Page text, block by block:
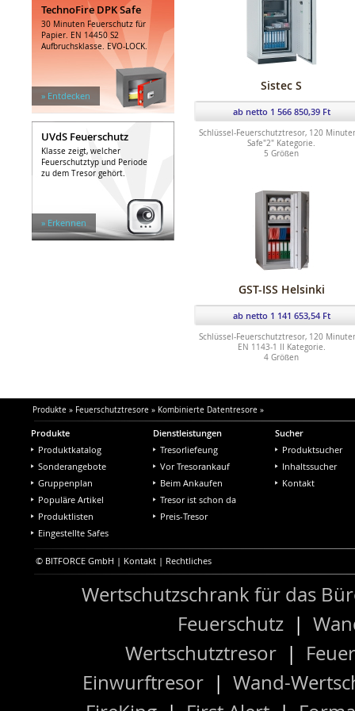
TechnoFire DPK Safe
30 Minuten Feuerschutz für
Papier. EN 14450 S2
Aufbruchsklasse. EVO-LOCK.
» Entdecken
UVdS Feuerschutz
Klasse zeigt, welcher
Feuerschutztyp und Periode
zu dem Tresor gehört.
» Erkennen
Sistec S
ab netto 1 566 850,39 Ft
Schlüssel-Feuerschutztresor, 120
Safe"2" Kategorie.
5 Größen
GST-ISS Helsinki
ab netto 1 141 653,54 Ft
Schlüssel-Feuerschutztresor, 120
EN 1143-1 II Kategorie.
4 Größen
Produkte » Feuerschutztresore » Kombinierte Datentresore »
Produkte
Produktkatalog
Sonderangebote
Gruppenplan
Populäre Artikel
Produktlisten
Eingestellte Safes
Dienstleistungen
Tresorliefeung
Vor Tresorankauf
Beim Ankaufen
Tresor ist schon da
Preis-Tresor
Sucher
Produktsucher
Inhaltssucher
Kontakt
© BITFORCE GmbH | Kontakt | Rechtliches
Wertschutzschrank für das
Feuerschutz |
Wertschutztresor|
Einwurftresor| Wand-